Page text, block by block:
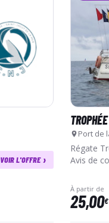
VOIR L'OFFRE ›
Port de
Régate
Avis de
À partir de
25,00€